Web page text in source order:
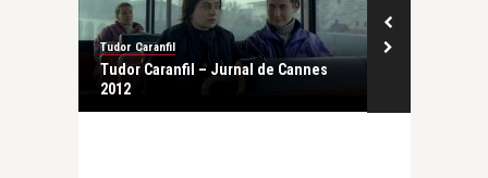
Tudor Caranfil
Tudor Caranfil – Jurnal de Cannes
2012